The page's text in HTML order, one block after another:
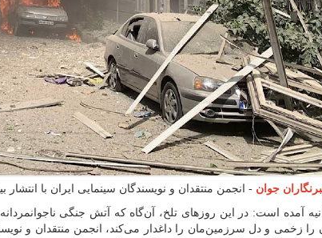
جوان - انجمن منتقدان و نویسندگان سینمایی ایران با
آمده است: در این روزهای تلخ، آن‌گاه که آتش جنگی
را زخمی و دل سرزمین‌مان را داغدار می‌کند، انجمن منتقدان و